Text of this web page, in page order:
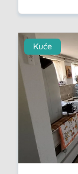
Kuće